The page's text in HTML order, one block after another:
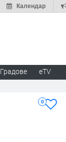
Календар
Градове eTV
0